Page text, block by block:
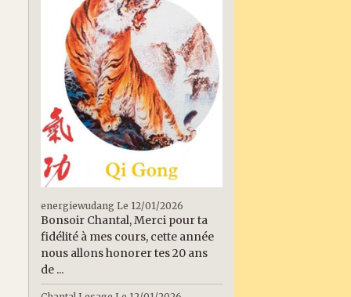
energiewudang Le 12/01/2026
Bonsoir Chantal, Merci pour ta
fidélité à mes cours, cette année
nous allons honorer tes 20 ans
de ...